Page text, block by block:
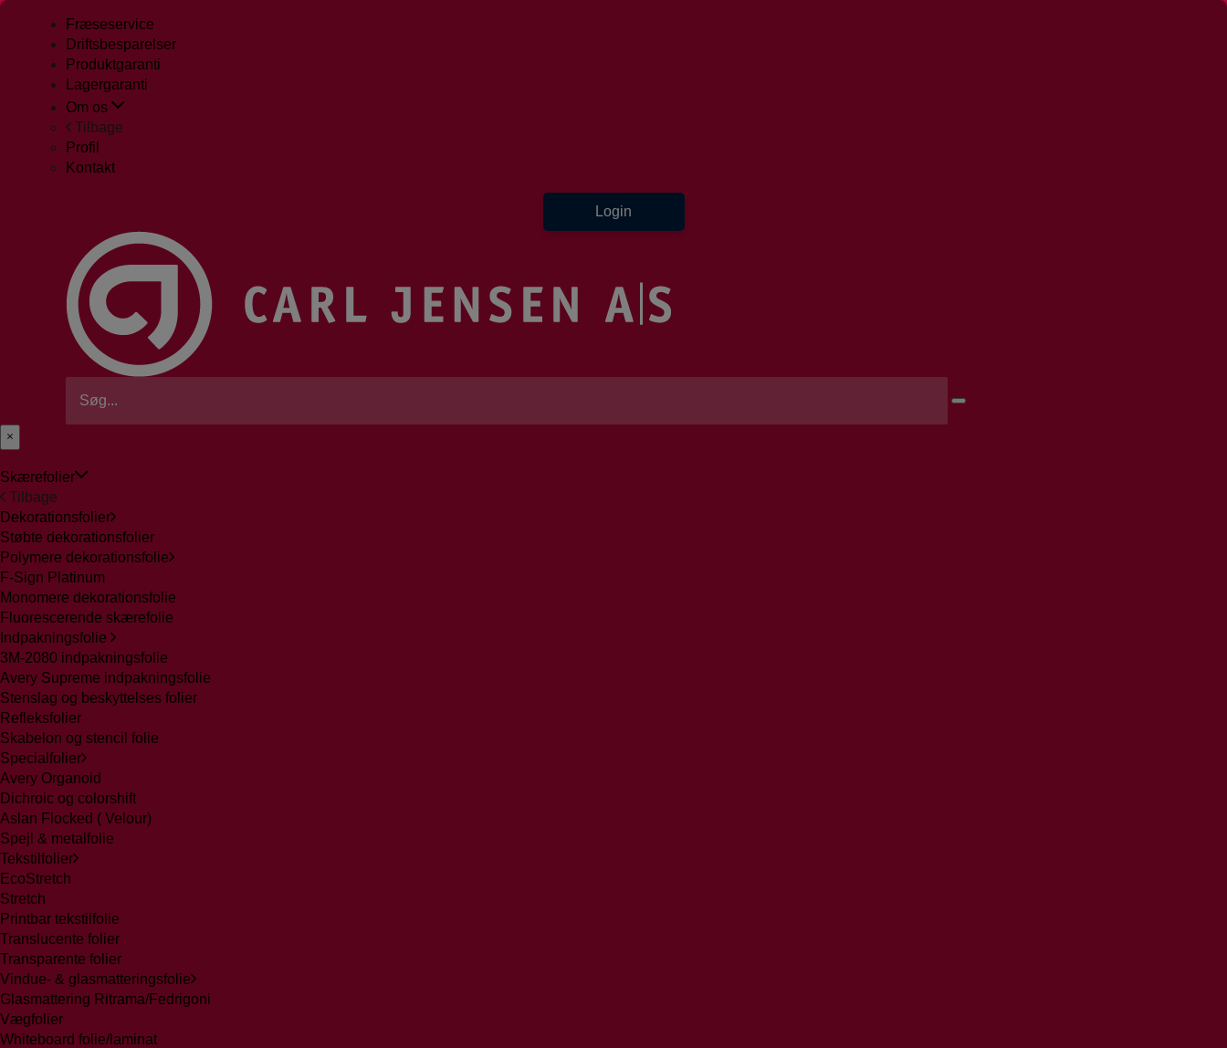
Fræseservice
Driftsbesparelser
Produktgaranti
Lagergaranti
Om os
Tilbage
Profil
Kontakt
Login
Skærefolier
Tilbage
Dekorationsfolier
Støbte dekorationsfolier
Polymere dekorationsfolie
F-Sign Platinum
Monomere dekorationsfolie
Fluorescerende skærefolie
Indpakningsfolie
3M-2080 indpakningsfolie
Avery Supreme indpakningsfolie
Stenslag og beskyttelses folier
Refleksfolier
Skabelon og stencil folie
Specialfolier
Avery Organoid
Dichroic og colorshift
Aslan Flocked ( Velour)
Spejl & metalfolie
Tekstilfolier
EcoStretch
Stretch
Printbar tekstilfolie
Translucente folier
Transparente folier
Vindue- & glasmatteringsfolie
Glasmattering Ritrama/Fedrigoni
Vægfolier
Whiteboard folie/laminat